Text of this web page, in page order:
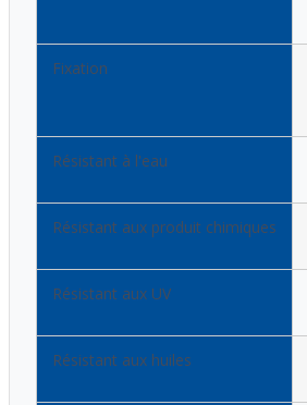
Fixation
Résistant à l'eau
Résistant aux produit chimiques
Résistant aux UV
Résistant aux huiles